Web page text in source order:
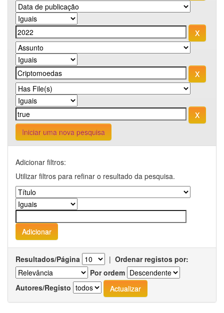
Iniciar uma nova pesquisa
Adicionar filtros:
Utilizar filtros para refinar o resultado da pesquisa.
Resultados/Página | Ordenar registos por:
Por ordem
Autores/Registo